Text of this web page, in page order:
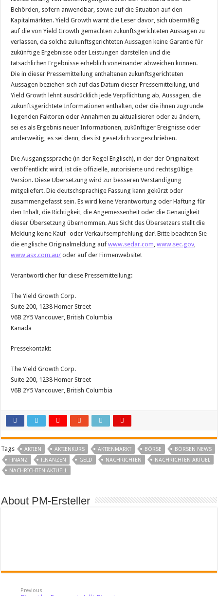
Behörden, sofern anwendbar, sowie auf die Situation auf den
Kapitalmärkten. Yield Growth warnt die Leser davor, sich übermäßig
auf die von Yield Growth gemachten zukunftsgerichteten Aussagen zu
verlassen, da solche zukunftsgerichteten Aussagen keine Garantie für
zukünftige Ergebnisse oder Leistungen darstellen und die
tatsächlichen Ergebnisse erheblich voneinander abweichen können.
Die in dieser Pressemitteilung enthaltenen zukunftsgerichteten
Aussagen beziehen sich auf das Datum dieser Pressemitteilung, und
Yield Growth lehnt ausdrücklich jede Verpflichtung ab, Aussagen, die
zukunftsgerichtete Informationen enthalten, oder die ihnen zugrunde
liegenden Faktoren oder Annahmen zu aktualisieren oder zu ändern,
sei es als Ergebnis neuer Informationen, zukünftiger Ereignisse oder
anderweitig, es sei denn, dies ist gesetzlich vorgeschrieben.
Die Ausgangssprache (in der Regel Englisch), in der der Originaltext
veröffentlicht wird, ist die offizielle, autorisierte und rechtsgültige
Version. Diese Übersetzung wird zur besseren Verständigung
mitgeliefert. Die deutschsprachige Fassung kann gekürzt oder
zusammengefasst sein. Es wird keine Verantwortung oder Haftung für
den Inhalt, die Richtigkeit, die Angemessenheit oder die Genauigkeit
dieser Übersetzung übernommen. Aus Sicht des Übersetzers stellt die
Meldung keine Kauf- oder Verkaufsempfehlung dar! Bitte beachten Sie
die englische Originalmeldung aufwww.sedar.com ,www.sec.gov
www.asx.com.au/ oder auf der Firmenwebsite!
Verantwortlicher für diese Pressemitteilung:
The Yield Growth Corp.
Suite 200, 1238 Homer Street
V6B 2Y5 Vancouver, British Columbia
Kanada
Pressekontakt:
The Yield Growth Corp.
Suite 200, 1238 Homer Street
V6B 2Y5 Vancouver, British Columbia
Tags AKTIEN AKTIENKURS AKTIENMARKT BÖRSE
BÖRSEN NEWS
FINANZ
FINANZEN GELD NACHRICHTEN
NACHRICHTEN AKTUEL
NACHRICHTEN AKTUELL
About PM-Ersteller
Previous